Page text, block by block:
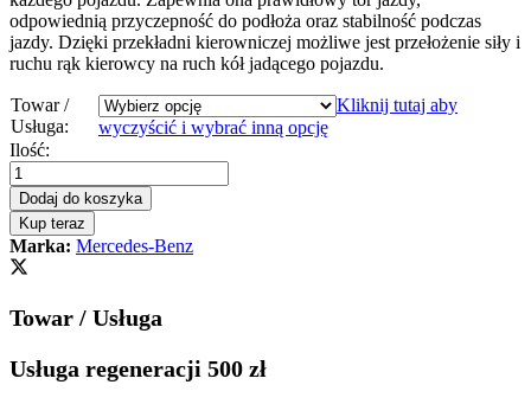
odpowiednią przyczepność do podłoża oraz stabilność podczas
jazdy. Dzięki przekładni kierowniczej możliwe jest przełożenie siły i
ruchu rąk kierowcy na ruch kół jadącego pojazdu.
Towar /
Usługa:
Kliknij tutaj aby
wyczyścić i wybrać inną opcję
Przekładnia
kierownicza
-
maglownica
Mercedes
C
W203
-
quantity
Ilość:
Dodaj do koszyka
Kup teraz
Marka: Mercedes-Benz
Towar / Usługa
Usługa regeneracji 500 zł